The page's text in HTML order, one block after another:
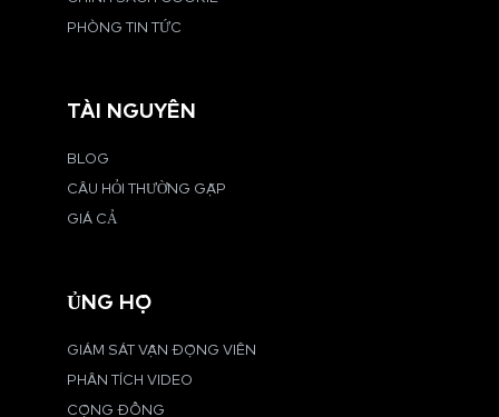
PHÒNG TIN TỨC
TÀI NGUYÊN
BLOG
CÂU HỎI THƯỜNG GẶP
GIÁ CẢ
ỦNG HỘ
GIÁM SÁT VẬN ĐỘNG VIÊN
PHÂN TÍCH VIDEO
CỘNG ĐỒNG